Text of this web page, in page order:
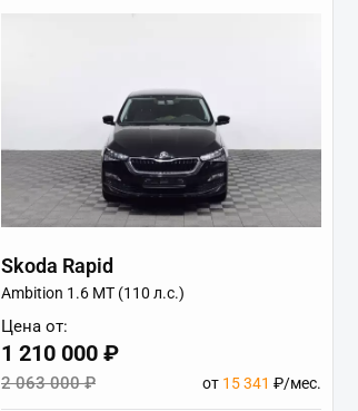
Skoda Rapid
Ambition 1.6 MT (110 л.с.)
Цена от:
1 210 000 ₽
2 063 000 ₽ от 15 341 ₽/мес.